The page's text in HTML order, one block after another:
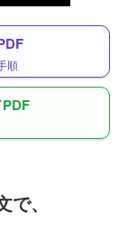
順
、